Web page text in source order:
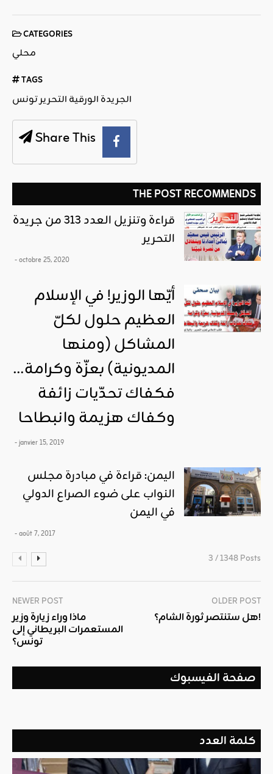
CATEGORIES
محلي
TAGS
الجريدة الورقية التحرير تونس
Share This
THE POST RECOMMENDS
قراءة وتنزيل العدد 313 من جريدة
التحرير
- octobre 25, 2020
أيّها الوزير! في الإسلام
العظيم حلول لكلّ
المشاكل (ومنها
المديونية) بعزّة وكرامة…
فكفاك تحدّيات زائفة
وكفاك هزيمة وانبطاحا
- janvier 15, 2019
اليمن: قراءة في مبادرة مجلس
النواب على ضوء الصراع الدولي
في اليمن
- août 7, 2017
3 / 1348 Posts
NEWER POST
ماذا وراء زيارة وزير
المستعمرات البريطاني إلى
تونس؟
OLDER POST
هل ستنتصر ثورة الشام؟!
صفحة الفيسبوك
كلمة العدد